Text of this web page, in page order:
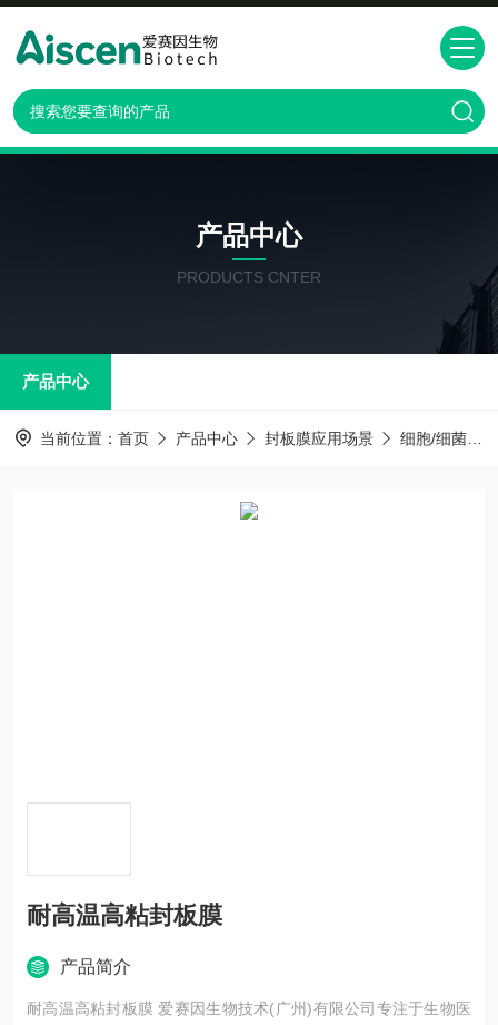
产品中心
PRODUCTS CNTER
产品中心
当前位置： 首页 产品中心 封板膜应用场景 细胞/细菌/组织培养
耐高温高粘封板膜
产品简介
耐高温高粘封板膜 爱赛因生物技术(广州)有限公司专注于生物医